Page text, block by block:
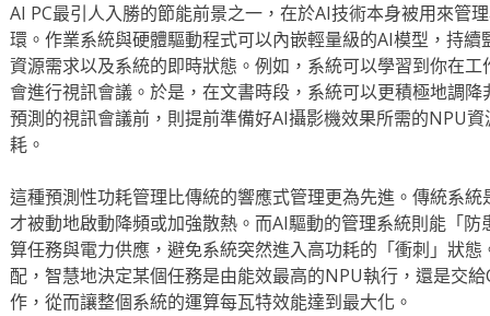
AI PC最引人入勝的節能前景之一，在於AI技術本身被用來管
環。作業系統與硬體驅動程式可以內嵌輕量級的AI模型，持
資源需求以及系統的即時狀態。例如，系統可以學習到你在
會進行視訊會議。於是，在文書時段，系統可以更積極地調
預測的視訊會議前，則提前準備好AI攝影機效果所需的NPU
耗。
這種預測性功耗管理比傳統的響應式管理更為先進。傳統系
才被動地啟動降頻或加強散熱。而AI驅動的管理系統則能「
算任務與電力供應，避免系統突然進入高功耗的「衝刺」狀
配，智慧地決定某個任務是由能效最高的NPU執行，還是交
作，從而讓整個系統的運算每瓦特效能達到最大化。